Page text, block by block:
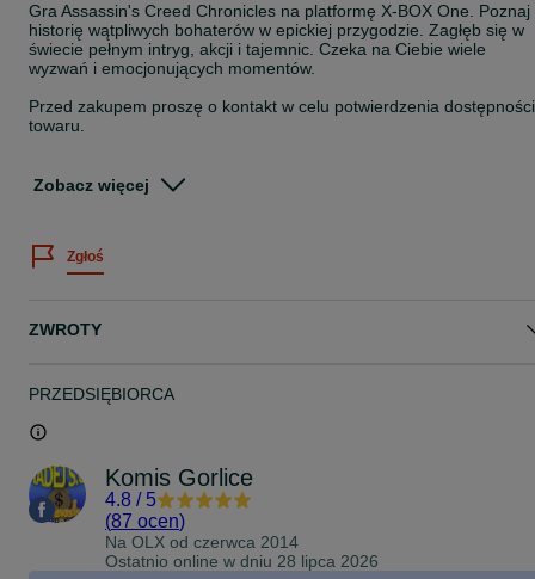
Gra Assassin's Creed Chronicles na platformę X-BOX One. Poznaj
historię wątpliwych bohaterów w epickiej przygodzie. Zagłęb się w
świecie pełnym intryg, akcji i tajemnic. Czeka na Ciebie wiele
wyzwań i emocjonujących momentów.
Przed zakupem proszę o kontakt w celu potwierdzenia dostępności
towaru.
rowerów, biżuterii złotej i nie tylko!
Zapraszamy!
Na wyraźne życzenie kupującego, istnieje możliwość wystawienia
Istnieje możliwość wysyłki- przesyłka kurierska pobraniowa w cenie
osobistego pod adresem:
MADEJ SC KOMIS
ul.Mickiewicza 5
38-300 Gorlice
TEL: 18 355-21-22
komismadej.pl
Zobacz więcej
Zgłoś
ZWROTY
PRZEDSIĘBIORCA
Komis Gorlice
4.8 / 5
(87 ocen)
Na OLX od czerwca 2014
Ostatnio online w dniu 28 lipca 2026